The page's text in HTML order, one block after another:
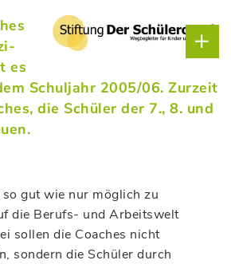
es
Schuljahr 2005/06. Zurzeit
die Schüler der 7., 8. und
gut wie nur möglich zu
die Berufs- und Arbeitswelt
sollen die Coaches nicht
sondern die Schüler durch